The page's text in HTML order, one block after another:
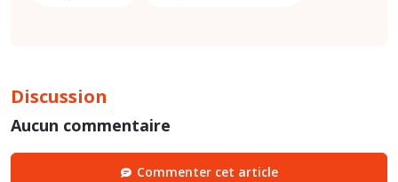
Discussion
Aucun commentaire
Commenter cet article